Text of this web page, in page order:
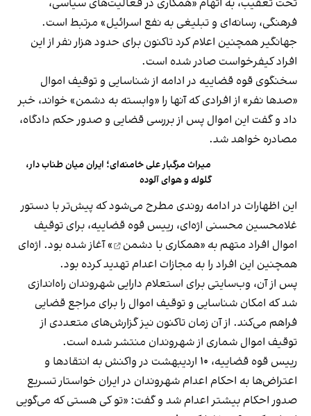
فرهنگی، رسانه‌ای و تبلیغی به نفع اسرائیل» مرتبط است.
جهانگیر همچنین اعلام کرد تاکنون برای حدود هزار نفر از این
افراد کیفرخواست صادر شده است.
سخنگوی قوه قضاییه در ادامه از شناسایی و توقیف اموال
«صدها نفر» از افرادی که آنها را «وابسته به دشمن» خواند، خبر
داد و گفت این اموال پس از بررسی قضایی و صدور حکم دادگاه،
مصادره خواهد شد.
میراث مرگبار علی خامنه‌ای؛ ایران میان طناب دار،
گلوله و هوای آلوده
این اظهارات در ادامه روندی مطرح می‌شود که پیش‌تر با دستور
غلامحسین محسنی اژه‌ای، رییس قوه قضاییه، برای توقیف
اموال افراد متهم به «همکاری با دشمن
» آغاز شده بود. اژه‌ای
همچنین این افراد را به مجازات اعدام تهدید کرده بود.
پس از آن، وب‌سایتی برای استعلام دارایی شهروندان راه‌اندازی
شد که امکان شناسایی و توقیف اموال را برای مراجع قضایی
فراهم می‌کند. از آن زمان تاکنون نیز گزارش‌های متعددی از
توقیف اموال شماری از شهروندان منتشر شده است.
رییس قوه قضاییه، ۱۰ اردیبهشت در واکنش به انتقادها و
اعتراض‌ها به احکام اعدام شهروندان در ایران خواستار تسریع
صدور احکام بیشتر اعدام شد و گفت: «تو کی هستی که می‌گویی